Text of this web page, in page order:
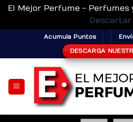
El Mejor Perfume - Perfumes
Descartar
content
Acumula Puntos
DESCARGA